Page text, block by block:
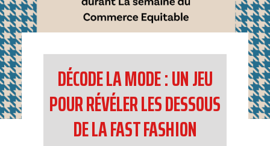
DÉCODE LA MODE : UN JEU
POUR RÉVÉLER LES DESSOUS
DE LA FAST FASHION